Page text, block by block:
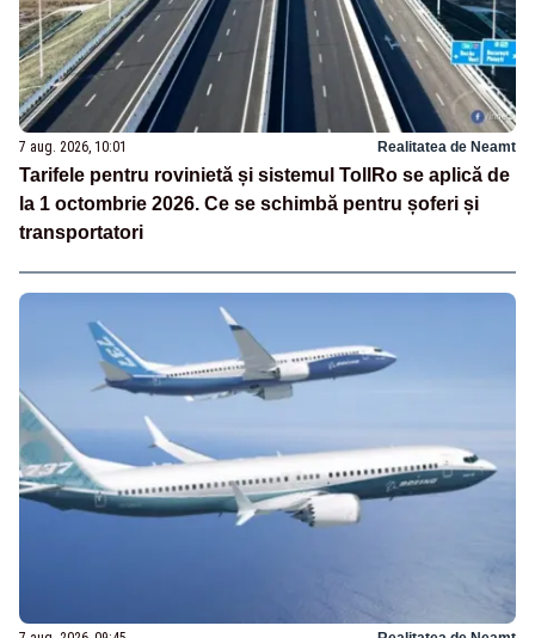
7 aug. 2026, 10:01 Realitatea de Neamt
Tarifele pentru rovinietă și sistemul TollRo se aplică de
la 1 octombrie 2026. Ce se schimbă pentru șoferi și
transportatori